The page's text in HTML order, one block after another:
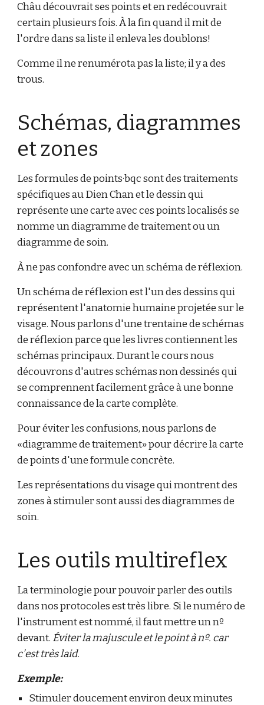
Châu découvrait ses points et en redécouvrait
certain plusieurs fois. À la fin quand il mit de
l'ordre dans sa liste il enleva les doublons!
Comme il ne renumérota pas la liste; il y a des
trous.
Schémas, diagrammes
et zones
Les formules de points·bqc sont des traitements
spécifiques au Dien Chan et le dessin qui
représente une carte avec ces points localisés se
nomme un diagramme de traitement ou un
diagramme de soin.
À ne pas confondre avec un schéma de réflexion.
Un schéma de réflexion est l'un des dessins qui
représentent l'anatomie humaine projetée sur le
visage. Nous parlons d'une trentaine de schémas
de réflexion parce que les livres contiennent les
schémas principaux. Durant le cours nous
découvrons d'autres schémas non dessinés qui
se comprennent facilement grâce à une bonne
connaissance de la carte complète.
Pour éviter les confusions, nous parlons de
«diagramme de traitement» pour décrire la carte
de points d'une formule concrète.
Les représentations du visage qui montrent des
zones à stimuler sont aussi des diagrammes de
soin.
Les outils multireflex
La terminologie pour pouvoir parler des outils
dans nos protocoles est très libre. Si le numéro de
l'instrument est nommé, il faut mettre un nº
devant. Éviter la majuscule et le point à nº. car
c’est très laid.
Exemple:
Stimuler doucement environ deux minutes